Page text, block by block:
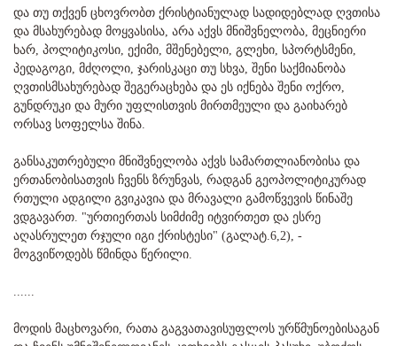
და თუ თქვენ ცხოვრობთ ქრისტიანულად სადიდებლად ღვთისა
და მსახურებად მოყვასისა, არა აქვს მნიშვნელობა, მეცნიერი
ხარ, პოლიტიკოსი, ექიმი, მშენებელი, გლეხი, სპორტსმენი,
პედაგოგი, მძღოლი, ჯარისკაცი თუ სხვა, შენი საქმიანობა
ღვთისმსახურებად შეგერაცხება და ეს იქნება შენი ოქრო,
გუნდრუკი და მური უფლისთვის მირთმეული და გაიხარებ
ორსავ სოფელსა შინა.
განსაკუთრებული მნიშვნელობა აქვს სამართლიანობისა და
ერთანობისათვის ჩვენს ზრუნვას, რადგან გეოპოლიტიკურად
რთული ადგილი გვიკავია და მრავალი გამოწვევის წინაშე
ვდგავართ. "ურთიერთას სიმძიმე იტვირთეთ და ესრე
აღასრულეთ რჯული იგი ქრისტესი" (გალატ.6,2), -
მოგვიწოდებს წმინდა წერილი.
მოდის მაცხოვარი, რათა გაგვათავისუფლოს ურწმუნოებისაგან